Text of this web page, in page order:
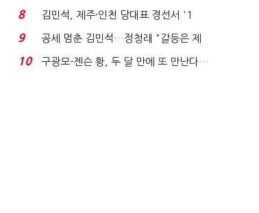
청래와 격차 0.86%p(...
8
김민석, 제주·인천 당대표 경선서 '1
위'(1보)...
9
공세 멈춘 김민석…정청래 "갈등은 제
가 수습"
10
구광모-젠슨 황, 두 달 만에 또 만난다…